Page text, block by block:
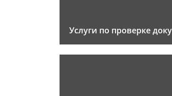
Услуги по проверке